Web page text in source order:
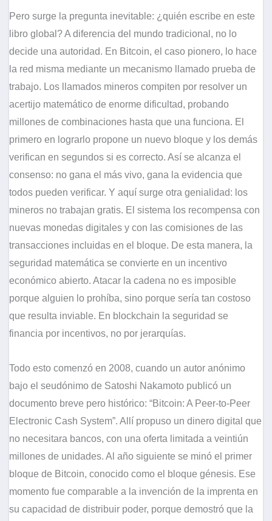
Pero surge la pregunta inevitable: ¿quién escribe en este
libro global? A diferencia del mundo tradicional, no lo
decide una autoridad. En Bitcoin, el caso pionero, lo hace
la red misma mediante un mecanismo llamado prueba de
trabajo. Los llamados mineros compiten por resolver un
acertijo matemático de enorme dificultad, probando
millones de combinaciones hasta que una funciona. El
primero en lograrlo propone un nuevo bloque y los demás
verifican en segundos si es correcto. Así se alcanza el
consenso: no gana el más vivo, gana la evidencia que
todos pueden verificar. Y aquí surge otra genialidad: los
mineros no trabajan gratis. El sistema los recompensa con
nuevas monedas digitales y con las comisiones de las
transacciones incluidas en el bloque. De esta manera, la
seguridad matemática se convierte en un incentivo
económico abierto. Atacar la cadena no es imposible
porque alguien lo prohíba, sino porque sería tan costoso
que resulta inviable. En blockchain la seguridad se
financia por incentivos, no por jerarquías.
Todo esto comenzó en 2008, cuando un autor anónimo
bajo el seudónimo de Satoshi Nakamoto publicó un
documento breve pero histórico: “Bitcoin: A Peer-to-Peer
Electronic Cash System”. Allí propuso un dinero digital que
no necesitara bancos, con una oferta limitada a veintiún
millones de unidades. Al año siguiente se minó el primer
bloque de Bitcoin, conocido como el bloque génesis. Ese
momento fue comparable a la invención de la imprenta en
su capacidad de distribuir poder, porque demostró que la